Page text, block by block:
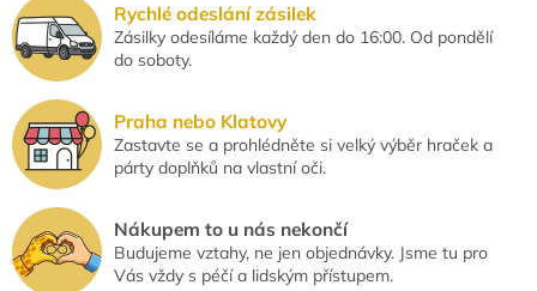
Rychlé odeslání zásilek
Zásilky odesíláme každý den do 16:00. Od pondělí
do soboty.
Praha nebo Klatovy
Zastavte se a prohlédněte si velký výběr hraček a
párty doplňků na vlastní oči.
Nákupem to u nás nekončí
Budujeme vztahy, ne jen objednávky. Jsme tu pro
Vás vždy s péčí a lidským přístupem.